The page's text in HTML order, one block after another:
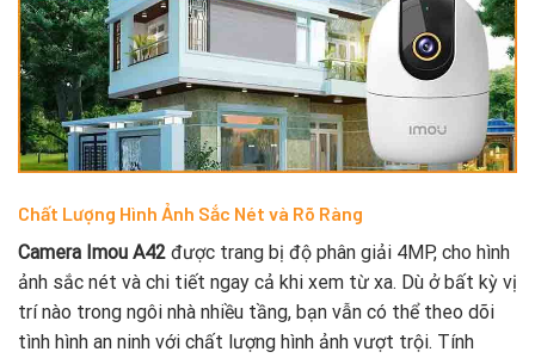
Chất Lượng Hình Ảnh Sắc Nét và Rõ Ràng
Camera Imou A42 được trang bị độ phân giải 4MP, cho hình
ảnh sắc nét và chi tiết ngay cả khi xem từ xa. Dù ở bất kỳ vị
trí nào trong ngôi nhà nhiều tầng, bạn vẫn có thể theo dõi
tình hình an ninh với chất lượng hình ảnh vượt trội. Tính